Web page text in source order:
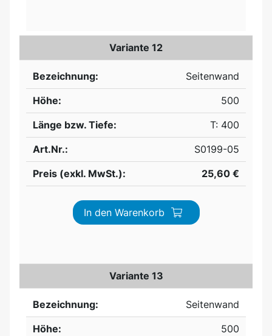
Variante 12
Bezeichnung:
Seitenwand
Höhe:
500
Länge bzw. Tiefe:
T: 400
Art.Nr.:
S0199-05
Preis (exkl. MwSt.):
25,60 €
In den Warenkorb
Variante 13
Bezeichnung:
Seitenwand
Höhe:
500